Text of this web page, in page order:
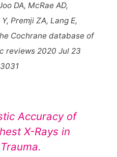
DA, McRae AD,
Premji ZA, Lang E,
Cochrane database of
reviews 2020 Jul 23
Accuracy of
X-Rays in